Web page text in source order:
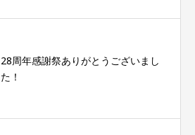
28周年感謝祭ありがとうございまし
た！